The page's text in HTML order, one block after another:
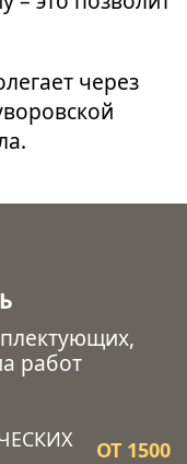
через
работ
ОТ 1500